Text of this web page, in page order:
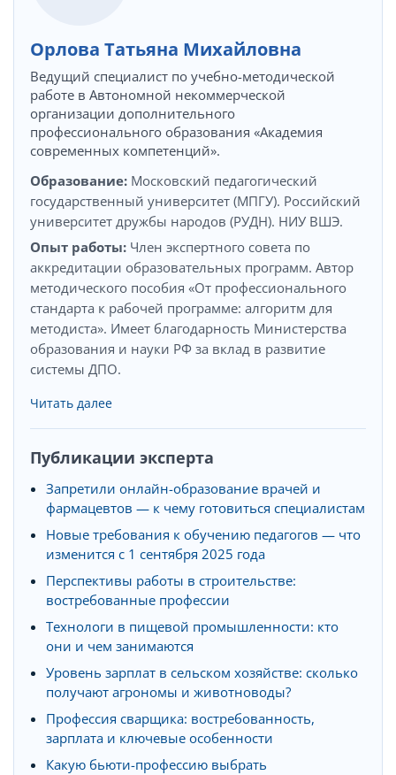
Орлова Татьяна Михайловна
Ведущий специалист по учебно-методической
работе в Автономной некоммерческой
организации дополнительного
профессионального образования «Академия
современных компетенций».
Образование: Московский педагогический
государственный университет (МПГУ). Российский
университет дружбы народов (РУДН). НИУ ВШЭ.
Опыт работы: Член экспертного совета по
аккредитации образовательных программ. Автор
методического пособия «От профессионального
стандарта к рабочей программе: алгоритм для
методиста». Имеет благодарность Министерства
образования и науки РФ за вклад в развитие
системы ДПО.
Читать далее
Публикации эксперта
Запретили онлайн-образование врачей и
фармацевтов — к чему готовиться специалистам
Новые требования к обучению педагогов — что
изменится с 1 сентября 2025 года
Перспективы работы в строительстве:
востребованные профессии
Технологи в пищевой промышленности: кто
они и чем занимаются
Уровень зарплат в сельском хозяйстве: сколько
получают агрономы и животноводы?
Профессия сварщика: востребованность,
зарплата и ключевые особенности
Какую бьюти-профессию выбрать